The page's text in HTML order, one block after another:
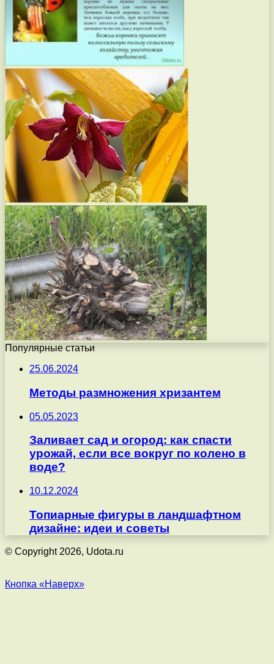
Популярные статьи
25.06.2024
Методы размножения хризантем
05.05.2023
Заливает сад и огород: как спасти
урожай, если все вокруг по колено в
воде?
10.12.2024
Топиарные фигуры в ландшафтном
дизайне: идеи и советы
© Copyright 2026, Udota.ru
Кнопка «Наверх»